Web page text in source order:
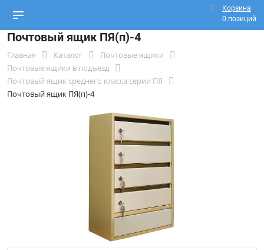
Корзина
0 позиций
Почтовый ящик ПЯ(п)-4
Главная Каталог
Почтовые ящики
Почтовые ящики в подъезд
Почтовый ящик среднего класса серии ПЯ
Почтовый ящик ПЯ(п)-4